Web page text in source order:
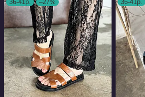
36-41р. –27% 36-41р.